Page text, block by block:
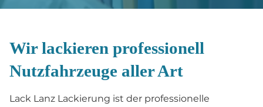
Wir lackieren professionell
Nutzfahrzeuge aller Art
Lack Lanz Lackierung ist der professionelle